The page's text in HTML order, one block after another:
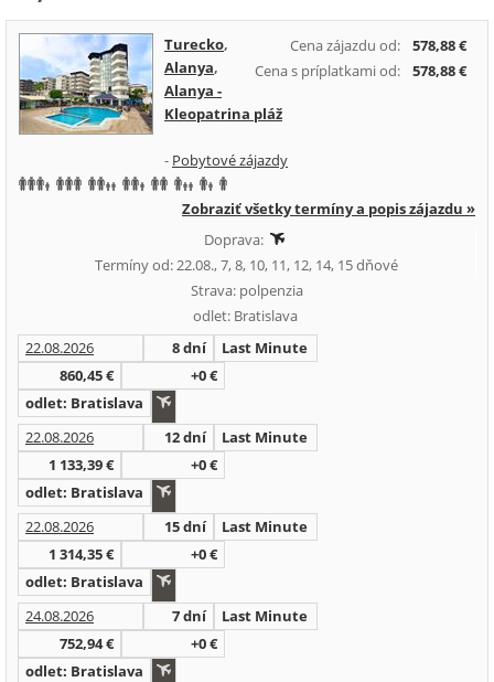
Cena zájazdu od:
578,88 €
Cena s príplatkami od:
578,88 €
Turecko,
Alanya,
Alanya -
Kleopatrina pláž
- Pobytové zájazdy
Zobraziť všetky termíny a popis zájazdu »
Doprava:
Termíny od: 22.08., 7, 8, 10, 11, 12, 14, 15 dňové
Strava: polpenzia
odlet: Bratislava
22.08.2026
8 dní
Last Minute
860,45 €
+0 €
odlet: Bratislava
22.08.2026
12 dní
Last Minute
1 133,39 €
+0 €
odlet: Bratislava
22.08.2026
15 dní
Last Minute
1 314,35 €
+0 €
odlet: Bratislava
24.08.2026
7 dní
Last Minute
752,94 €
+0 €
odlet: Bratislava